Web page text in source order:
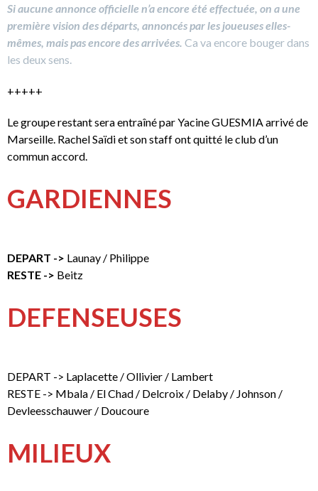
Si aucune annonce officielle n’a encore été effectuée, on a une
première vision des départs, annoncés par les joueuses elles-
mêmes, mais pas encore des arrivées. Ca va encore bouger dans
les deux sens.
+++++
Le groupe restant sera entraîné par Yacine GUESMIA arrivé de
Marseille. Rachel Saïdi et son staff ont quitté le club d’un
commun accord.
GARDIENNES
DEPART -> Launay / Philippe
RESTE -> Beitz
DEFENSEUSES
DEPART -> Laplacette / Ollivier / Lambert
RESTE -> Mbala / El Chad / Delcroix / Delaby / Johnson /
Devleesschauwer / Doucoure
MILIEUX